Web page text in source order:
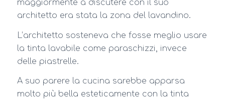
maggiormente a discutere con il suo
architetto era stata la zona del lavandino.
L’architetto sosteneva che fosse meglio usare
la tinta lavabile come paraschizzi, invece
delle piastrelle.
A suo parere la cucina sarebbe apparsa
molto più bella esteticamente con la tinta